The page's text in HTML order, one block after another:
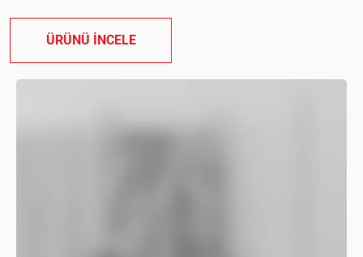
ÜRÜNÜ İNCELE